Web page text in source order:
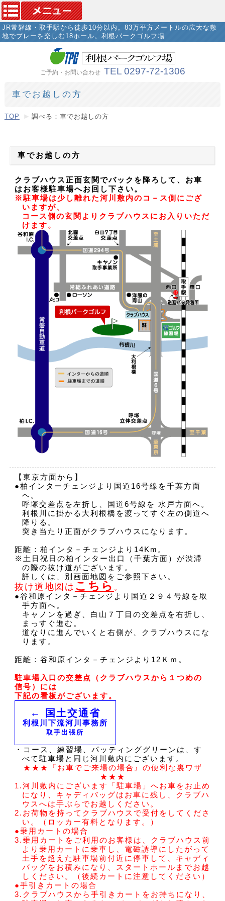
JR常磐線・取手駅から徒歩10分以内。83万平方メートルの広大な敷
地でプレーを楽しむ18ホール。利根パークゴルフ場
ご予約・お問い合わせ TEL 0297-72-1306
車でお越しの方
TOP 調べる：車でお越しの方
車でお越しの方
クラブハウス正面玄関でバックを降ろして、お車
はお客様駐車場へお回し下さい。
※駐車場は少し離れた河川敷内のコ－ス側にござ
いますが、
コース側の玄関よりクラブハウスにお入りいただ
けます。
【東京方面から】
●柏インターチェンジより国道16号線を千葉方面
へ。
呼塚交差点を左折し、国道6号線を 水戸方面へ。
利根川に掛かる大利根橋を渡ってすぐ左の側道へ
降りる。
突き当たり正面がクラブハウスになります。
距離：柏インタ－チェンジより14Km。
※土日祝日の柏インター出口（千葉方面）が渋滞
の際の抜け道がございます。
詳しくは、別画面地図をご参照下さい。
抜け道地図は こちら 。
●谷和原インタ－チェンジより国道２９４号線を取
手方面へ。
キャノンを過ぎ、白山７丁目の交差点を右折し、
まっすぐ進む。
道なりに進んでいくと右側が、クラブハウスにな
ります。
距離：谷和原インタ－チェンジより12Ｋｍ。
駐車場入口の交差点（クラブハウスから１つめの
信号）には
下記の看板がございます。
← 国土交通省
利根川下流河川事務所
取手出張所
・コース、練習場、パッティンググリーンは、す
べて駐車場と同じ河川敷内にございます。
★★★『お車でご来場の場合』の便利な裏ワザ
★★★
1.河川敷内にございます「駐車場」へお車をお止め
になり、キャディバッグはお車に残し、クラブハ
ウスへは手ぶらでお越しください。
2.お荷物を持ってクラブハウスで受付をしてくださ
い。（ロッカー有料となります。）
●乗用カートの場合
3.乗用カートをご利用のお客様は、クラブハウス前
より乗用カートに乗車し、電磁誘導にしたがって
土手を超えた駐車場前付近に停車して、キャディ
バッグをお積みになり、スタートホールまでお越
しください。（後続カートに注意してください）
●手引きカートの場合
3.クラブハウスから手引きカートをお持ちになり、